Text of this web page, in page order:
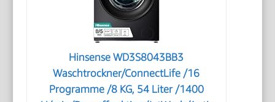
Hinsense WD3S8043BB3
Waschtrockner/ConnectLife /16
Programme /8 KG, 54 Liter /1400